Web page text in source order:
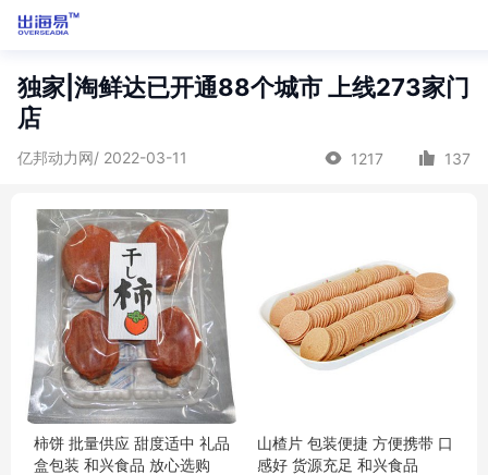
独家|淘鲜达已开通88个城市 上线273家门
店
亿邦动力网/ 2022-03-11 1217 137
柿饼 批量供应 甜度适中 礼品
盒包装 和兴食品 放心选购
山楂片 包装便捷 方便携带 口
感好 货源充足 和兴食品